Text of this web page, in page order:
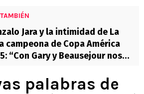
Jara y la intimidad de La
campeona de Copa América
“Con Gary y Beausejour nos
palabras de